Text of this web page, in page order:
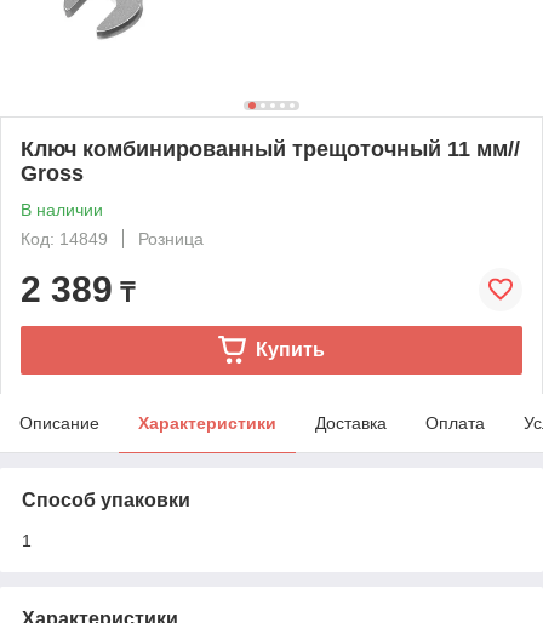
Ключ комбинированный трещоточный 11 мм//
Gross
В наличии
Код: 14849
Розница
2 389 ₸
Купить
Описание Характеристики Доставка Оплата
Способ упаковки
1
Характеристики